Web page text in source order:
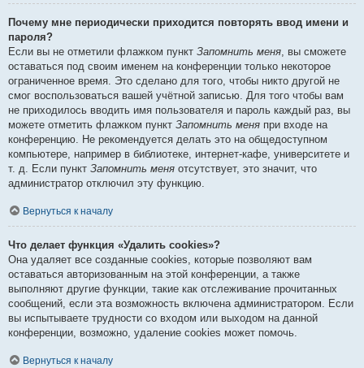
Почему мне периодически приходится повторять ввод имени и
пароля?
Если вы не отметили флажком пункт Запомнить меня, вы сможете
оставаться под своим именем на конференции только некоторое
ограниченное время. Это сделано для того, чтобы никто другой не
смог воспользоваться вашей учётной записью. Для того чтобы вам
не приходилось вводить имя пользователя и пароль каждый раз, вы
можете отметить флажком пункт Запомнить меня при входе на
конференцию. Не рекомендуется делать это на общедоступном
компьютере, например в библиотеке, интернет-кафе, университете и
т. д. Если пункт Запомнить меня отсутствует, это значит, что
администратор отключил эту функцию.
Вернуться к началу
Что делает функция «Удалить cookies»?
Она удаляет все созданные cookies, которые позволяют вам
оставаться авторизованным на этой конференции, а также
выполняют другие функции, такие как отслеживание прочитанных
сообщений, если эта возможность включена администратором. Если
вы испытываете трудности со входом или выходом на данной
конференции, возможно, удаление cookies может помочь.
Вернуться к началу